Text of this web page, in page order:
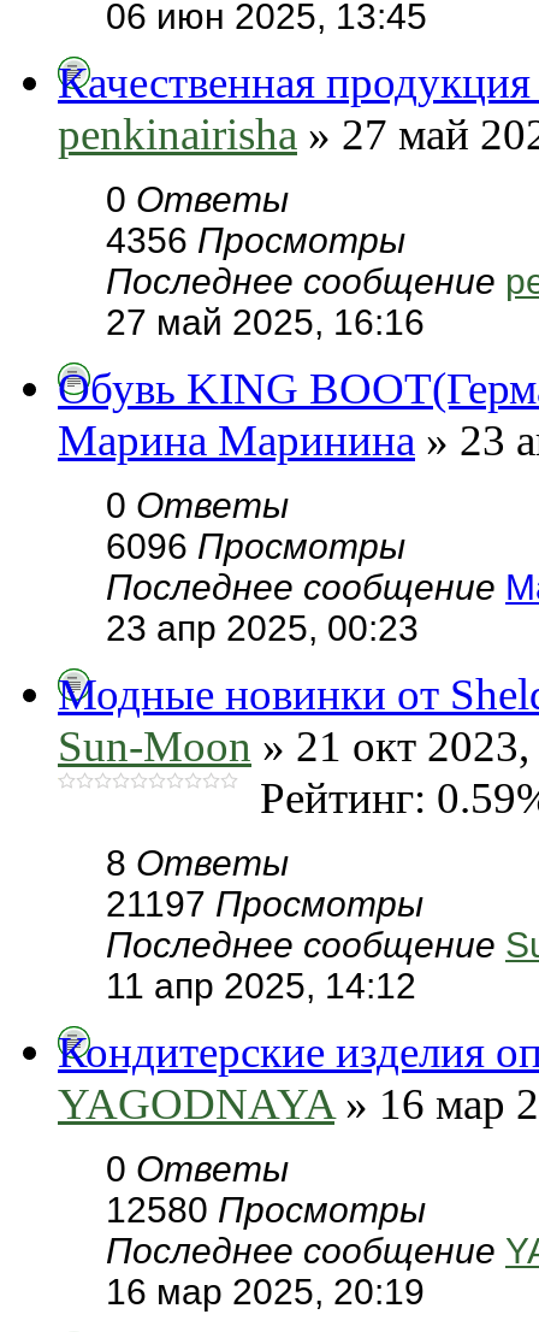
06 июн 2025, 13:45
Качественная
penkinairisha » 27 май
0 Ответы
4356 Просмотры
Последнее сообщение
27 май 2025, 16:16
Обувь KING
Марина Маринина » 23
0 Ответы
6096 Просмотры
Последнее сообщение
23 апр 2025, 00:23
Модные новинки от
Sun-Moon » 21 окт
Рейтинг:
8 Ответы
21197 Просмотры
Последнее сообщение
11 апр 2025, 14:12
Кондитерские изделия
YAGODNAYA» 16 мар
0 Ответы
12580 Просмотры
Последнее сообщение
16 мар 2025, 20:19